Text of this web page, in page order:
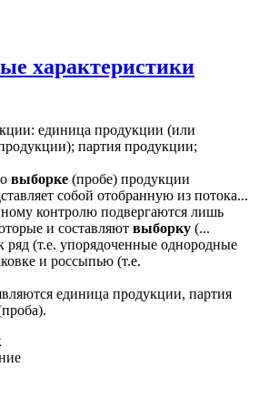
характеристики
единица продукции (или
партия продукции;
выборке (пробе) продукции
собой отобранную из потока...
контролю подвергаются лишь
и составляют выборку (...
ряд (т.е. упорядоченные однородные
и россыпью (т.е.
единица продукции, партия